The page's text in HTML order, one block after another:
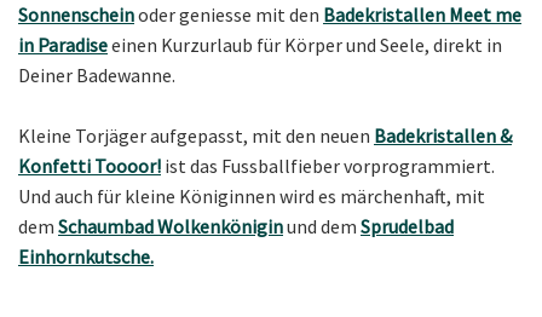
Sonnenscheinoder geniesse mit den Badekristallen Meet me
in Paradiseeinen Kurzurlaub für Körper und Seele, direkt in
Deiner Badewanne.
Kleine Torjäger aufgepasst, mit den neuen Badekristallen &
Konfetti Toooor! ist das Fussballfieber vorprogrammiert.
Und auch für kleine Königinnen wird es märchenhaft, mit
dem Schaumbad Wolkenköniginund dem Sprudelbad
Einhornkutsche.